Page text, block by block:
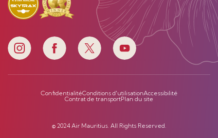
ConfidentialitéConditions d'utilisationAccessibilité
Contrat de transportPlan du site
© 2024 Air Mauritius. All Rights Reserved.